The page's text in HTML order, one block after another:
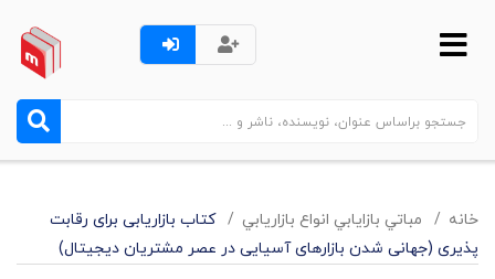
خانه مباتي بازايابي انواع بازاريابي
کتاب بازاریابی برای رقابت
پذیری (جهانی شدن بازارهای آسیایی در عصر مشتریان دیجیتال)